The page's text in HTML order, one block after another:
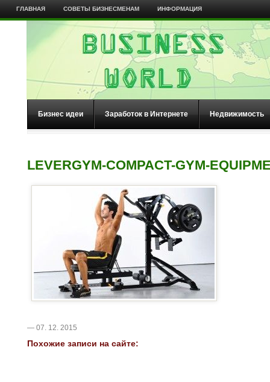
ГЛАВНАЯ СОВЕТЫ БИЗНЕСМЕНАМ ИНФОРМАЦИЯ
Бизнес идеи Заработок в Интернете Недвижимость
LEVERGYM-COMPACT-GYM-
— 07. 12. 2015
Похожие записи на сайте: